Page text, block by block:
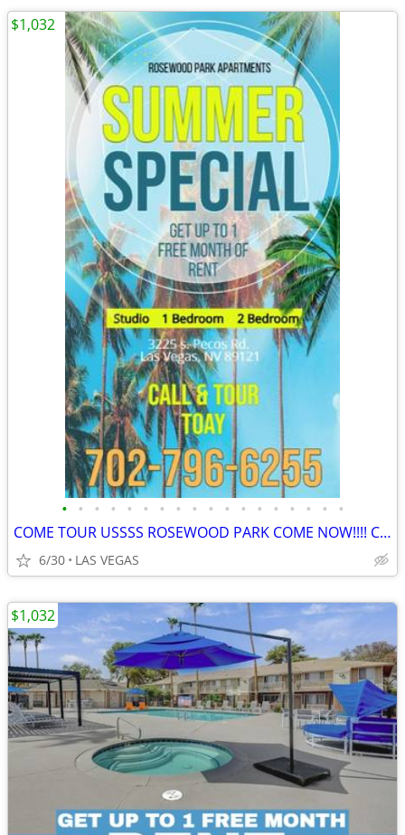
• • • • • • • • • • • • • • • • • •
COME TOUR USSSS ROSEWOOD PARK COME NOW!!!! CHECK US OUT
6/30 LAS VEGAS
$1,032
$1,032